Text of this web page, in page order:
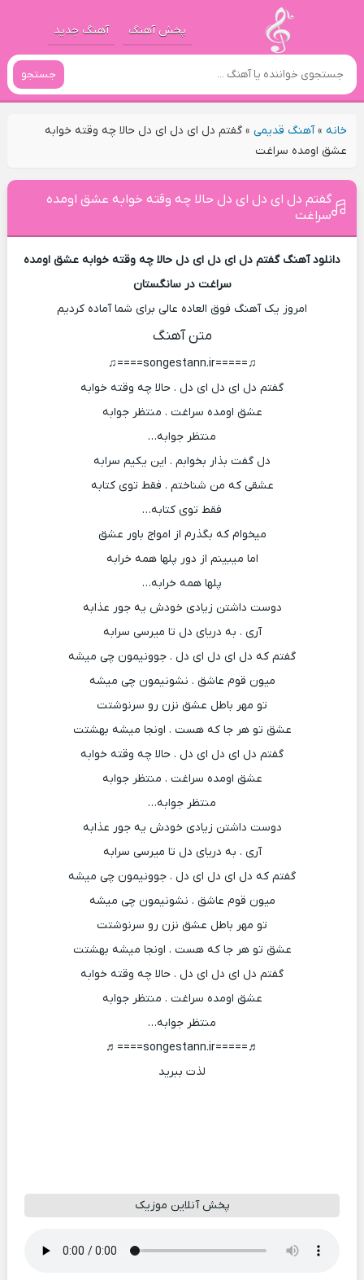
پخش آهنگ آهنگ جدید
جستجو
خانه»آهنگ قدیمی» گفتم دل ای دل ای دل حالا چه وقته خوابه
عشق اومده سراغت
گفتم دل ای دل ای دل حالا چه وقته خوابه عشق اومده
سراغت
دانلود آهنگ گفتم دل ای دل ای دل حالا چه وقته خوابه عشق اومده
سراغت در سانگستان
امروز یک آهنگ فوق العاده عالی برای شما آماده کردیم
متن آهنگ
♫=====songestann.ir====♫
گفتم دل ای دل ای دل . حالا چه وقته خوابه
عشق اومده سراغت . منتظر جوابه
منتظر جوابه…
دل گفت بذار بخوابم . این یکیم سرابه
عشقی که من شناختم . فقط توی کتابه
فقط توی کتابه…
میخوام که بگذرم از امواج باور عشق
اما میبینم از دور پلها همه خرابه
پلها همه خرابه…
دوست داشتن زیادی خودش یه جور عذابه
آری . به دریای دل تا میرسی سرابه
گفتم که دل ای دل ای دل . جوونیمون چی میشه
میون قوم عاشق . نشونیمون چی میشه
تو مهر باطل عشق نزن رو سرنوشتت
عشق تو هر جا که هست . اونجا میشه بهشتت
گفتم دل ای دل ای دل . حالا چه وقته خوابه
عشق اومده سراغت . منتظر جوابه
منتظر جوابه…
دوست داشتن زیادی خودش یه جور عذابه
آری . به دریای دل تا میرسی سرابه
گفتم که دل ای دل ای دل . جوونیمون چی میشه
میون قوم عاشق . نشونیمون چی میشه
تو مهر باطل عشق نزن رو سرنوشتت
عشق تو هر جا که هست . اونجا میشه بهشتت
گفتم دل ای دل ای دل . حالا چه وقته خوابه
عشق اومده سراغت . منتظر جوابه
منتظر جوابه…
♬=====songestann.ir====♬
لذت ببرید
پخش آنلاین موزیک